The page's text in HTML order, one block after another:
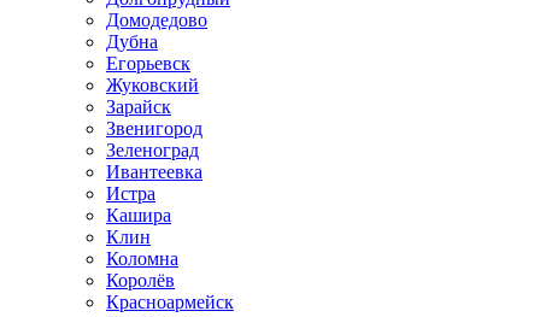
Домодедово
Дубна
Егорьевск
Жуковский
Зарайск
Звенигород
Зеленоград
Ивантеевка
Истра
Кашира
Клин
Коломна
Королёв
Красноармейск